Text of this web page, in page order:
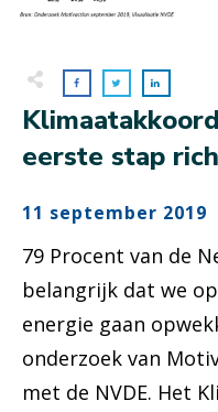
eerste stap
11 september 2019
79 Procent van de
belangrijk dat we
energie gaan
onderzoek van
met de NVDE. Het